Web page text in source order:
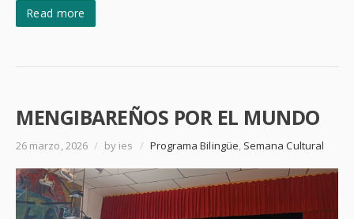
Read more
MENGIBAREÑOS POR EL MUNDO
26 marzo, 2026 / by ies / Programa Bilingüe, Semana Cultural